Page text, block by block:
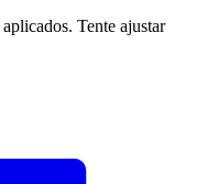
Tente ajustar